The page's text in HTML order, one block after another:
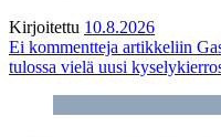
Kirjoitettu 10.8.2026
Ei kommentteja artikkeliin
tulossa vielä uusi